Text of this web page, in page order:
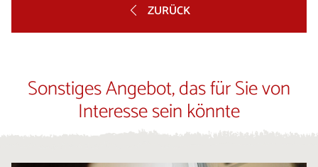
ZURÜCK
Sonstiges Angebot, das für Sie von
Interesse sein könnte